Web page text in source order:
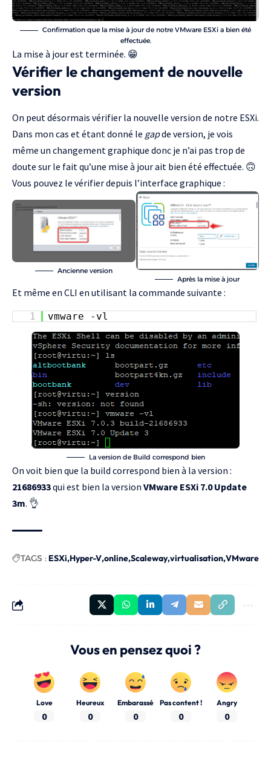
Confirmation que la mise à jour de notre VMware ESXi a bien été
effectuée.
La mise à jour est terminée. 😁
Vérifier le changement de nouvelle
version
On peut désormais vérifier la nouvelle version de notre ESXi.
Dans mon cas et étant donné le gapde version, je vois
même un changement graphique donc je n’ai pas trop de
doute sur le fait qu’une mise à jour ait bien été effectuée. 🙃
Vous pouvez le vérifier depuis l’interface graphique :
Ancienne version
Après la mise à jour
Et même en CLI en utilisant la commande suivante :
1 vmware -vl
La version de Build correspond bien
On voit bien que la build correspond bien à la version :
21686933qui est bien la version VMware ESXi 7.0 Update
3m. 👌
TAGS : ESXi Hyper-V online Scaleway virtualisation VMware
Vous en pensez quoi ?
Love
0
Heureux
0
Embarassé
0
Pas content !
0
Angry
0